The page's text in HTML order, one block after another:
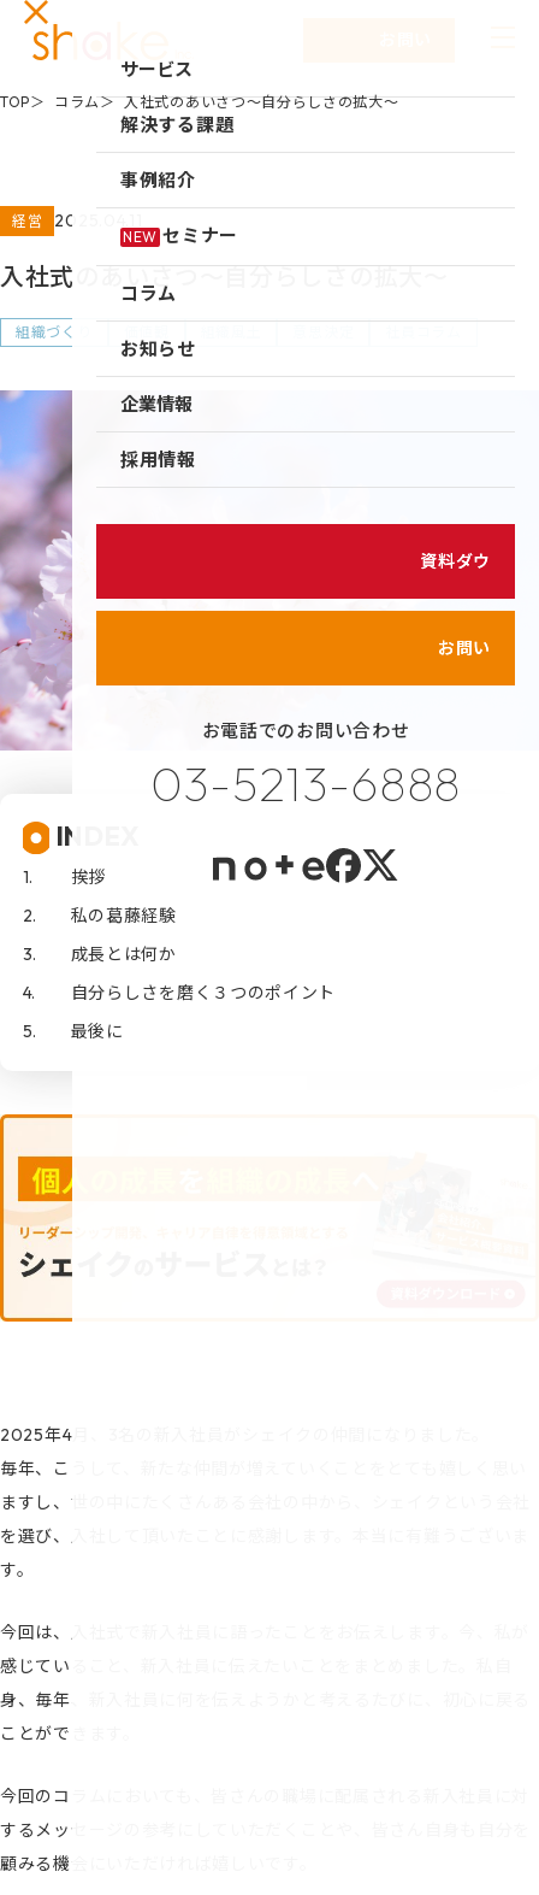
サービス
サービスTOP
キャリア自律
仕組み作り
新入社員研修
組織づくり
育成体系構築
解決する課題
事例紹介
NEW セミナー
コラム
お知らせ
企業情報
企業情報TOP
代表メッセージ
健康経営の取り組み
プライバシーポリシー
情報セキュリティポリシー
採用情報
お電話でのお問い合わせ
03-5213-6888
TOP コラム 入社式のあいさつ～自分らしさの拡大～
経営 2025.04.11
入社式のあいさつ～自分らしさの拡大～
組織づくり
INDEX
挨拶
私の葛藤経験
成長とは何か
自分らしさを磨く３つのポイント
最後に
2025年4月、3名の新入社員がシェイクの仲間になりました。
毎年、こうして、新たな仲間が増えていくことをとても嬉しく思い
ますし、世の中にたくさんある会社の中から、シェイクという会社
を選び、入社して頂いたことに感謝します。本当に有難うございま
す。
今回は、入社式で新入社員に語ったことをお伝えします。今、私が
感じていること、新入社員に伝えたいことをまとめました。私自
身、毎年、新入社員に何を伝えようかと考えるたびに、初心に戻る
ことができます。
今回のコラムにおいても、皆さんの職場に配属される新入社員に対
するメッセージの参考にしていただくことや、皆さん自身も自分を
顧みる機会にいただければ嬉しいです。